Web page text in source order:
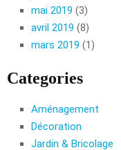
mai 2019 (3)
avril 2019 (8)
mars 2019 (1)
Categories
Aménagement
Décoration
Jardin & Bricolage